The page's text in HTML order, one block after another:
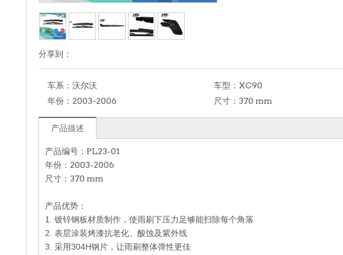
分享到：
车系： 沃尔沃 车型： XC90
年份： 2003-2006 尺寸： 370 mm
产品描述
产品编号：PL23-01
年份：2003-2006
尺寸：370 mm
产品优势：
1. 镀锌钢板材质制作，使雨刷下压力足够能扫除每个角落
2. 表层涂装烤漆抗老化、酸蚀及紫外线
3. 采用304H钢片，让雨刷整体弹性更佳